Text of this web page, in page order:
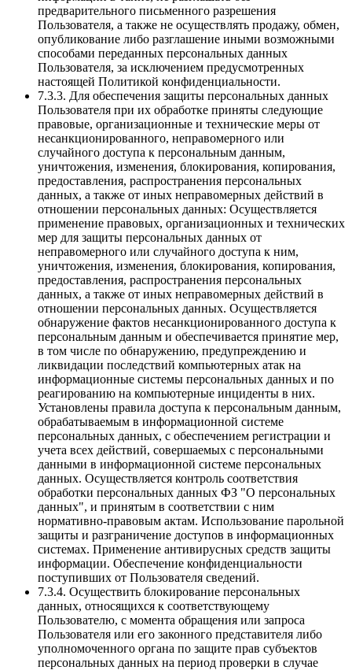
предварительного письменного разрешения
Пользователя, а также не осуществлять продажу, обмен,
опубликование либо разглашение иными возможными
способами переданных персональных данных
Пользователя, за исключением предусмотренных
настоящей Политикой конфиденциальности.
7.3.3. Для обеспечения защиты персональных данных
Пользователя при их обработке приняты следующие
правовые, организационные и технические меры от
несанкционированного, неправомерного или
случайного доступа к персональным данным,
уничтожения, изменения, блокирования, копирования,
предоставления, распространения персональных
данных, а также от иных неправомерных действий в
отношении персональных данных: Осуществляется
применение правовых, организационных и технических
мер для защиты персональных данных от
неправомерного или случайного доступа к ним,
уничтожения, изменения, блокирования, копирования,
предоставления, распространения персональных
данных, а также от иных неправомерных действий в
отношении персональных данных. Осуществляется
обнаружение фактов несанкционированного доступа к
персональным данным и обеспечивается принятие мер,
в том числе по обнаружению, предупреждению и
ликвидации последствий компьютерных атак на
информационные системы персональных данных и по
реагированию на компьютерные инциденты в них.
Установлены правила доступа к персональным данным,
обрабатываемым в информационной системе
персональных данных, с обеспечением регистрации и
учета всех действий, совершаемых с персональными
данными в информационной системе персональных
данных. Осуществляется контроль соответствия
обработки персональных данных ФЗ "О персональных
данных", и принятым в соответствии с ним
нормативно-правовым актам. Использование парольной
защиты и разграничение доступов в информационных
системах. Применение антивирусных средств защиты
информации. Обеспечение конфиденциальности
поступивших от Пользователя сведений.
7.3.4. Осуществить блокирование персональных
данных, относящихся к соответствующему
Пользователю, с момента обращения или запроса
Пользователя или его законного представителя либо
уполномоченного органа по защите прав субъектов
персональных данных на период проверки в случае